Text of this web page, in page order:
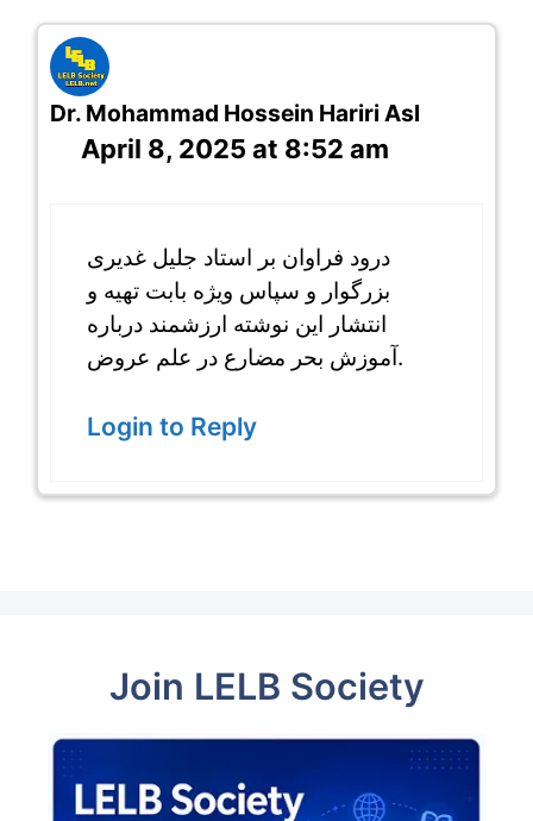
Dr. Mohammad Hossein Hariri Asl
April 8, 2025 at 8:52 am
درود فراوان بر استاد جلیل غدیری
بزرگوار و سپاس ویژه بابت تهیه و
انتشار این نوشته ارزشمند درباره
آموزش بحر مضارع در علم عروض.
Login to Reply
Join LELB Society